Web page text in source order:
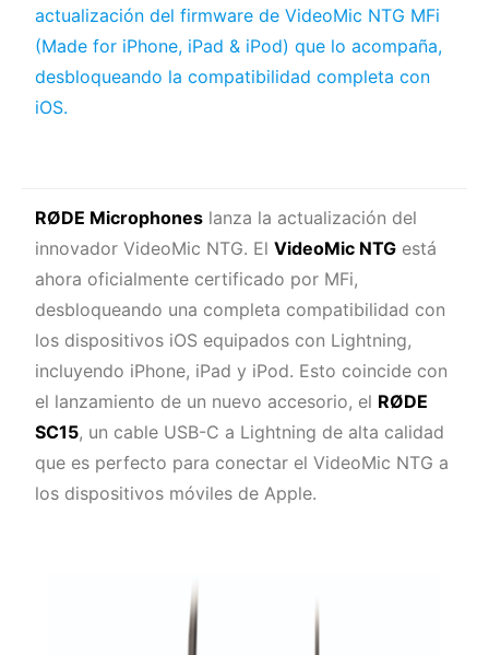
actualización del firmware de VideoMic NTG MFi
(Made for iPhone, iPad & iPod) que lo acompaña,
desbloqueando la compatibilidad completa con
iOS.
RØDE Microphones lanza la actualización del
innovador VideoMic NTG. El VideoMic NTG está
ahora oficialmente certificado por MFi,
desbloqueando una completa compatibilidad con
los dispositivos iOS equipados con Lightning,
incluyendo iPhone, iPad y iPod. Esto coincide con
el lanzamiento de un nuevo accesorio, el RØDE
SC15, un cable USB-C a Lightning de alta calidad
que es perfecto para conectar el VideoMic NTG a
los dispositivos móviles de Apple.